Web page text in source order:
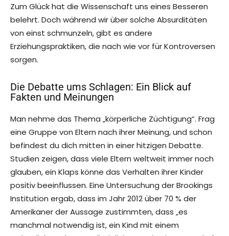
Zum Glück hat die Wissenschaft uns eines Besseren
belehrt. Doch während wir über solche Absurditäten
von einst schmunzeln, gibt es andere
Erziehungspraktiken, die nach wie vor für Kontroversen
sorgen.
Die Debatte ums Schlagen: Ein Blick auf
Fakten und Meinungen
Man nehme das Thema „körperliche Züchtigung“. Frag
eine Gruppe von Eltern nach ihrer Meinung, und schon
befindest du dich mitten in einer hitzigen Debatte.
Studien zeigen, dass viele Eltern weltweit immer noch
glauben, ein Klaps könne das Verhalten ihrer Kinder
positiv beeinflussen. Eine Untersuchung der Brookings
Institution ergab, dass im Jahr 2012 über 70 % der
Amerikaner der Aussage zustimmten, dass „es
manchmal notwendig ist, ein Kind mit einem